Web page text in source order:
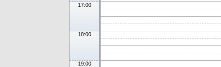
17:00
18:00
19:00